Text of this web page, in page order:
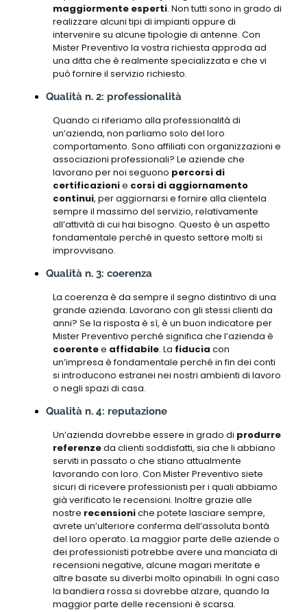
maggiormente esperti. Non tutti sono in grado di
realizzare alcuni tipi di impianti oppure di
intervenire su alcune tipologie di antenne. Con
Mister Preventivo la vostra richiesta approda ad
una ditta che è realmente specializzata e che vi
può fornire il servizio richiesto.
Qualità n. 2: professionalità
Quando ci riferiamo alla professionalità di
un’azienda, non parliamo solo del loro
comportamento. Sono affiliati con organizzazioni e
associazioni professionali? Le aziende che
lavorano per noi seguono percorsi di
certificazionie corsi di aggiornamento
continui, per aggiornarsi e fornire alla clientela
sempre il massimo del servizio, relativamente
all’attività di cui hai bisogno. Questo è un aspetto
fondamentale perché in questo settore molti si
improvvisano.
Qualità n. 3: coerenza
La coerenza è da sempre il segno distintivo di una
grande azienda. Lavorano con gli stessi clienti da
anni? Se la risposta è sì, è un buon indicatore per
Mister Preventivo perché significa che l’azienda è
coerentee affidabile. La fiducia con
un’impresa è fondamentale perché in fin dei conti
si introducono estranei nei nostri ambienti di lavoro
o negli spazi di casa.
Qualità n. 4: reputazione
Un’azienda dovrebbe essere in grado di produrre
referenzeda clienti soddisfatti, sia che li abbiano
serviti in passato o che stiano attualmente
lavorando con loro. Con Mister Preventivo siete
sicuri di ricevere professionisti per i quali abbiamo
già verificato le recensioni. Inoltre grazie alle
nostre recensioniche potete lasciare sempre,
avrete un’ulteriore conferma dell’assoluta bontà
del loro operato. La maggior parte delle aziende o
dei professionisti potrebbe avere una manciata di
recensioni negative, alcune magari meritate e
altre basate su diverbi molto opinabili. In ogni caso
la bandiera rossa si dovrebbe alzare, quando la
maggior parte delle recensioni è scarsa.